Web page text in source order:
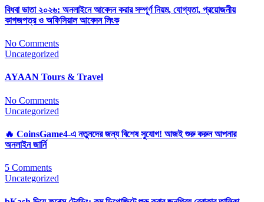
বিধবা ভাতা ২০২৬: অনলাইনে আবেদন করার সম্পূর্ণ নিয়ম, যোগ্যতা, প্রয়োজনীয়
কাগজপত্র ও অফিসিয়াল আবেদন লিংক
No Comments
Uncategorized
AYAAN Tours & Travel
No Comments
Uncategorized
🔥 CoinsGame4-এ নতুনদের জন্য বিশেষ সুযোগ! আজই শুরু করুন আপনার
অনলাইন জার্নি
5 Comments
Uncategorized